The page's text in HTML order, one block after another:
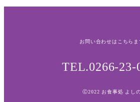
お問い合わせはこちらま
TEL.0266-23-
Ⓒ2022 お食事処 よし